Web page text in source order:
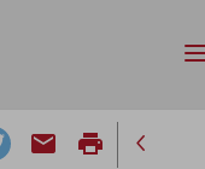
email print